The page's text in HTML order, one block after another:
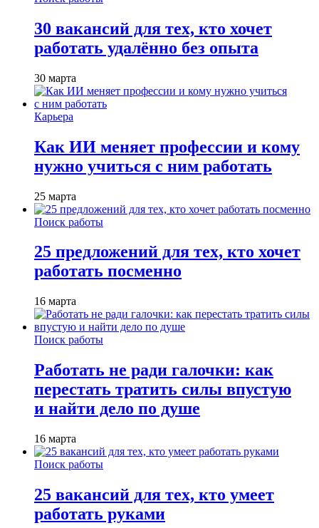
30 вакансий для тех, кто хочет
работать удалённо без опыта
30 марта
Карьера
Как ИИ меняет профессии и кому
нужно учиться с ним работать
25 марта
Поиск работы
25 предложений для тех, кто хочет
работать посменно
16 марта
Поиск работы
Работать не ради галочки: как
перестать тратить силы впустую
и найти дело по душе
16 марта
Поиск работы
25 вакансий для тех, кто умеет
работать руками